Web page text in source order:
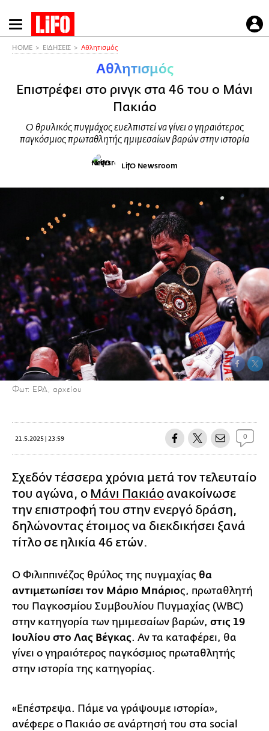
Παράκαμψη
προς
HOME ΕΙΔΗΣΕΙΣ Αθλητισμός
Αθλητισμός
Επιστρέφει στο ρινγκ στα 46 του ο Μάνι
Πακιάο
Ο θρυλικός πυγμάχος ευελπιστεί να γίνει ο γηραιότερος
παγκόσμιος πρωταθλητής ημιμεσαίων βαρών στην ιστορία
LifO Newsroom
Φωτ: EPA, αρχείου
21.5.2025 | 23:59 0
Σχεδόν τέσσερα χρόνια μετά τον τελευταίο
του αγώνα, ο Μάνι Πακιάο ανακοίνωσε
την επιστροφή του στην ενεργό δράση,
δηλώνοντας έτοιμος να διεκδικήσει ξανά
τίτλο σε ηλικία 46 ετών.
Ο Φιλιππινέζος θρύλος της πυγμαχίας θα
αντιμετωπίσει τον Μάριο Μπάριος, πρωταθλητή
του Παγκοσμίου Συμβουλίου Πυγμαχίας (WBC)
στην κατηγορία των ημιμεσαίων βαρών, στις 19
Ιουλίου στο Λας Βέγκας. Αν τα καταφέρει, θα
γίνει ο γηραιότερος παγκόσμιος πρωταθλητής
στην ιστορία της κατηγορίας.
«Επέστρεψα. Πάμε να γράψουμε ιστορία»,
ανέφερε ο Πακιάο σε ανάρτησή του στα social